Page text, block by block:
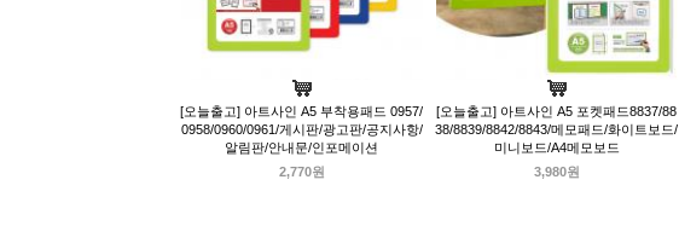
[오늘출고] 아트사인 A5 부착용패드 0957/
0958/0960/0961/게시판/광고판/공지사항/
알림판/안내문/인포메이션
2,770원
[오늘출고] 아트사인 A5 포켓패드8837/88
38/8839/8842/8843/메모패드/화이트보드/
미니보드/A4메모보드
3,980원